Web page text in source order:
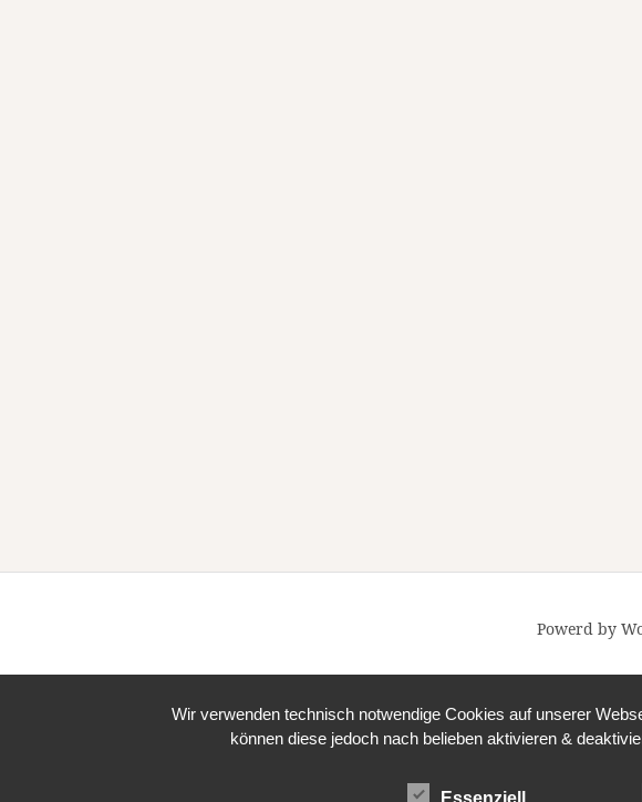
Powerd by
Wir verwenden technisch notwendige Cookies auf unserer
können diese jedoch nach belieben aktivieren &